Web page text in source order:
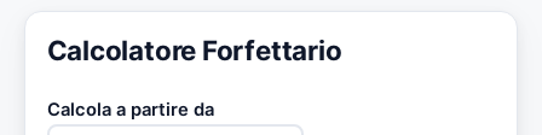
Calcolatore Forfettario
Calcola a partire da